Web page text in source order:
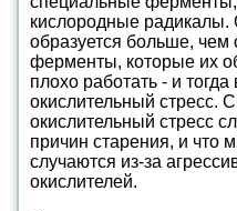
кислородные радикалы.
образуется больше, чем
ферменты, которые их
плохо работать - и тогда
окислительный стресс.
окислительный стресс
причин старения, и что
случаются из-за
окислителей.